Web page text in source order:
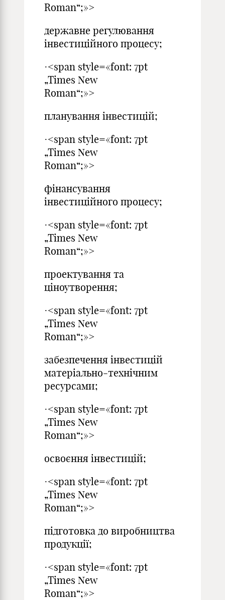
Roman“;»>
державне регулювання
інвестиційного процесу;
·<span style=«font: 7pt
„Times New
Roman“;»>
планування інвестицій;
·<span style=«font: 7pt
„Times New
Roman“;»>
фінансування
інвестиційного процесу;
·<span style=«font: 7pt
„Times New
Roman“;»>
проектування та
ціноутворення;
·<span style=«font: 7pt
„Times New
Roman“;»>
забезпечення інвестицій
матеріально-технічним
ресурсами;
·<span style=«font: 7pt
„Times New
Roman“;»>
освоєння інвестицій;
·<span style=«font: 7pt
„Times New
Roman“;»>
підготовка до виробництва
продукції;
·<span style=«font: 7pt
„Times New
Roman“;»>